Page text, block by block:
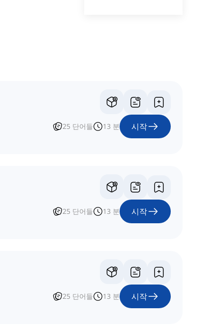
25 단어들 13 분 시작
25 단어들 13 분 시작
25 단어들 13 분 시작